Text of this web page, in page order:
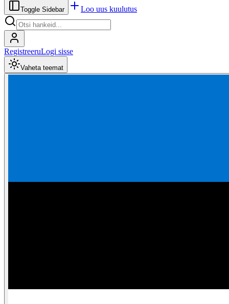
Toggle Sidebar Loo uus kuulutus
RegistreeruLogi sisse
Vaheta teemat